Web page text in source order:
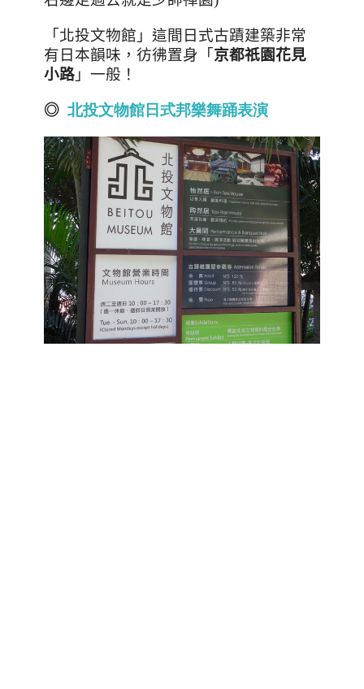
「北投文物館」這間日式古蹟建築非常
有日本韻味，彷彿置身「京都祇園花見
小路 」一般！
◎ 北投文物館 日式邦樂舞踊表演